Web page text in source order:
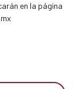
en la página